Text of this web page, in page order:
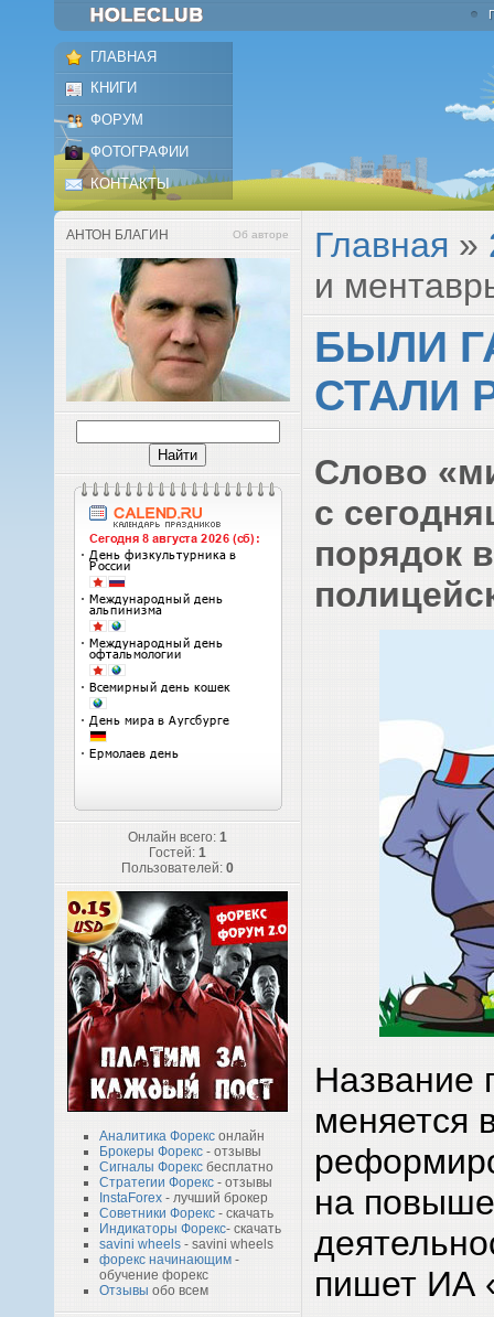
ГЛАВНАЯ
КНИГИ
ФОРУМ
ФОТОГРАФИИ
КОНТАКТЫ
АНТОН БЛАГИН Об авторе
Онлайн всего: 1
Гостей: 1
Пользователей: 0
Аналитика Форекс онлайн
Брокеры Форекс - отзывы
Сигналы Форекс бесплатно
Стратегии Форекс - отзывы
InstaForex - лучший брокер
Советники Форекс - скачать
Индикаторы Форекс- скачать
savini wheels - savini wheels
форекс начинающим -
обучение форекс
Отзывы обо всем
Главная »
и
БЫЛИ
СТАЛИ
Слово
с
порядок
Название
меняется
на
пишет ИА